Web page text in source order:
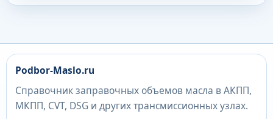
Podbor-Maslo.ru
Справочник заправочных объемов масла в АКПП,
МКПП, CVT, DSG и других трансмиссионных узлах.